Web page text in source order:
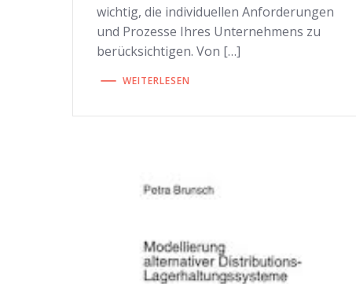
wichtig, die individuellen Anforderungen
und Prozesse Ihres Unternehmens zu
berücksichtigen. Von […]
WEITERLESEN